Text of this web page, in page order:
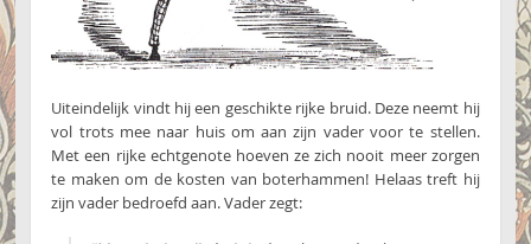
Uiteindelijk vindt hij een geschikte rijke bruid. Deze neemt hij
vol trots mee naar huis om aan zijn vader voor te stellen.
Met een rijke echtgenote hoeven ze zich nooit meer zorgen
te maken om de kosten van boterhammen! Helaas treft hij
zijn vader bedroefd aan. Vader zegt: